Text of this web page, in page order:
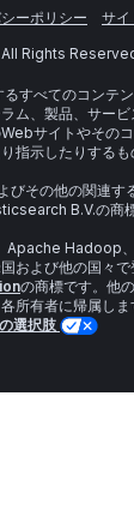
ーポリシー
サイ
Rights
すべてのコンテ
ム、製品、サー
サイトやその
指示したりする
その他の関連す
B.V.の商
Apache Hadoop
および他の国々で
の商標です。他
所有者に帰属しま
選択肢